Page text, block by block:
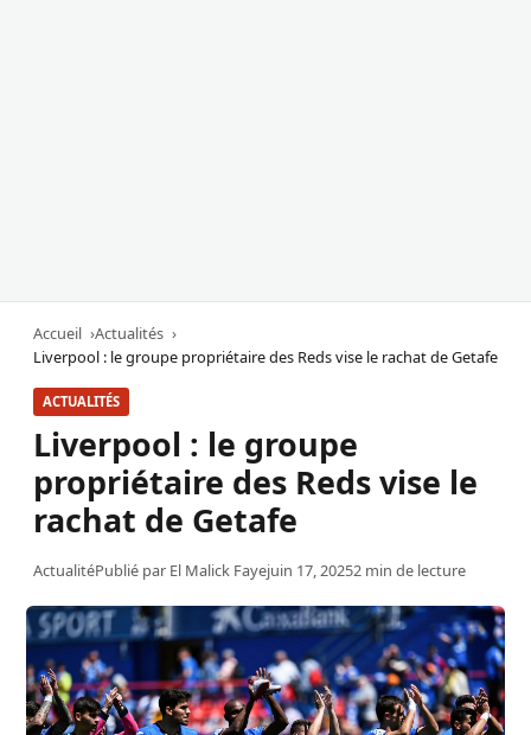
Accueil
Actualités
Liverpool : le groupe propriétaire des Reds vise le rachat de Getafe
ACTUALITÉS
Liverpool : le groupe
propriétaire des Reds vise le
rachat de Getafe
ActualitéPublié par El Malick Fayejuin 17, 20252 min de lecture